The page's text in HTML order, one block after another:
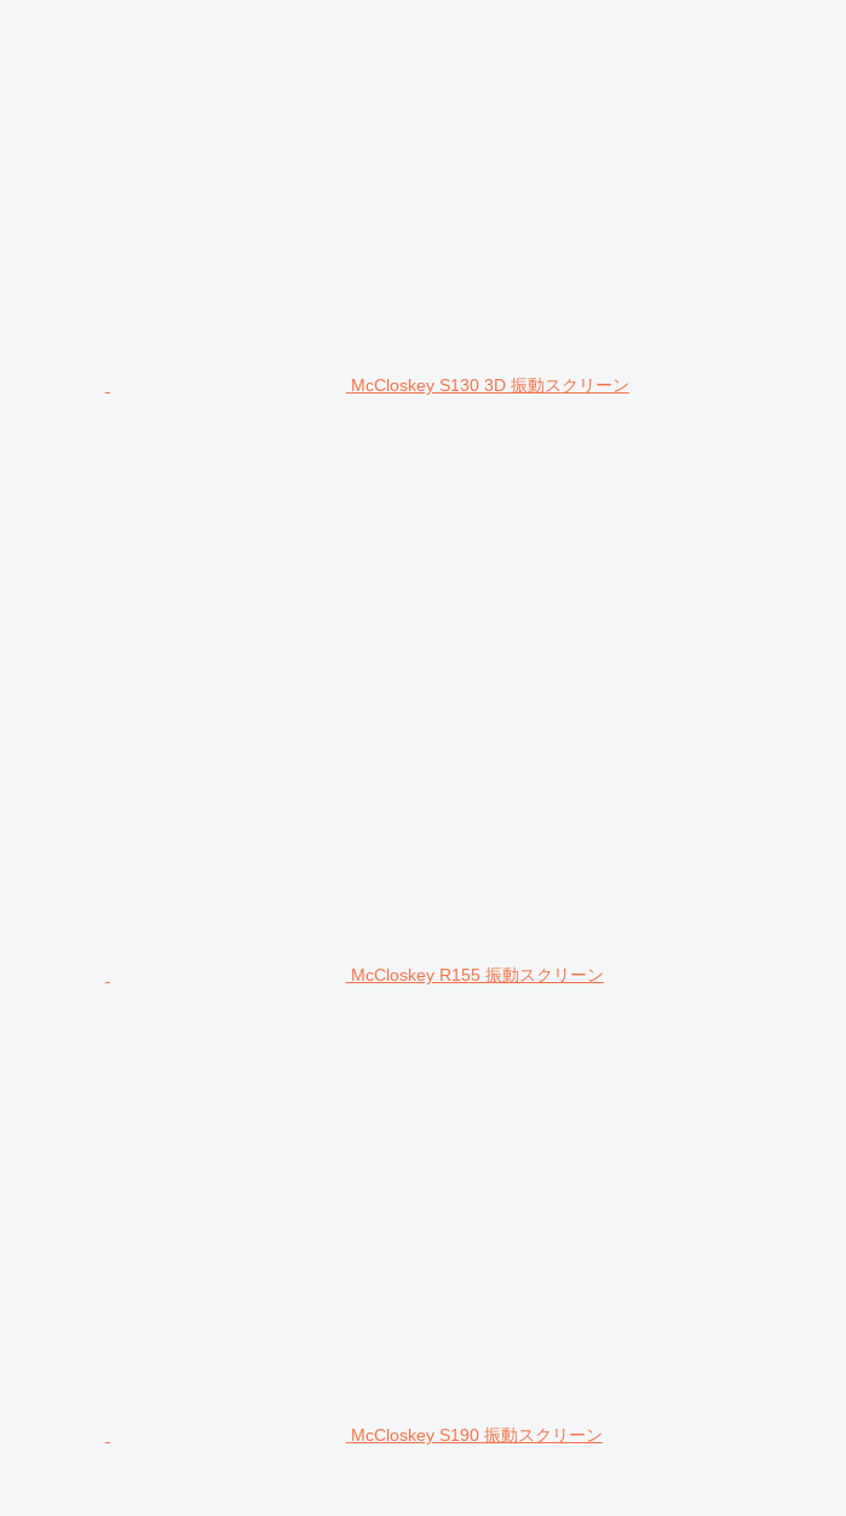
McCloskey S130 3D 振動スクリーン
McCloskey R155 振動スクリーン
McCloskey S190 振動スクリーン